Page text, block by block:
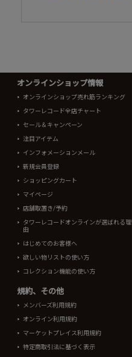
オンラインショップ情報
オンラインショップ売れ筋ランキング
タワーレコード全店チャート
セール＆キャンペーン
注目アイテム
インフォメーションメール
新規会員登録
ショッピングカート
マイページ
店舗取置き/予約
タワーレコードオンラインが選ばれる理
由
はじめてのお客様へ
欲しい物リストの使い方
コレクション機能の使い方
規約、その他
メンバーズ利用規約
オンライン利用規約
マーケットプレイス利用規約
特定商取引法に基づく表示